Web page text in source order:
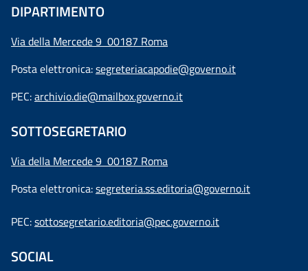
DIPARTIMENTO
Via della Mercede 9 00187 Roma
Posta elettronica:segreteriacapodie@governo.it
PEC:archivio.die@mailbox.governo.it
SOTTOSEGRETARIO
Via della Mercede 9 00187 Roma
Posta elettronica:segreteria.ss.editoria@governo.it
PEC:sottosegretario.editoria@pec.governo.it
SOCIAL